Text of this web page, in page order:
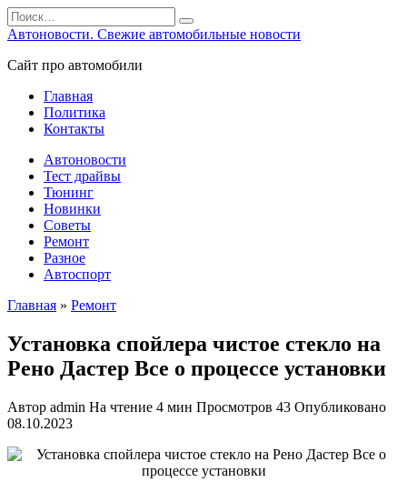
Перейти
к
Search
for:
Автоновости. Свежие автомобильные новости
Сайт про автомобили
Главная
Политика
Контакты
Автоновости
Тест драйвы
Тюнинг
Новинки
Советы
Ремонт
Разное
Автоспорт
Главная » Ремонт
Установка спойлера чистое стекло на
Рено Дастер Все о процессе установки
Автор admin На чтение 4 мин Просмотров 43 Опубликовано
08.10.2023